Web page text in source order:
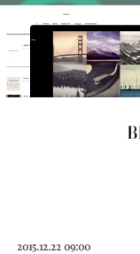
2015.12.22 09:00